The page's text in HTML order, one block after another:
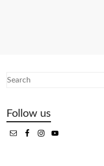
Follow us